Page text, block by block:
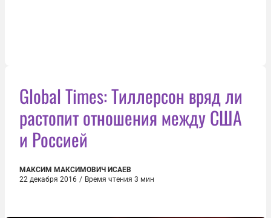
Global Times: Тиллерсон вряд ли
растопит отношения между США
и Россией
МАКСИМ МАКСИМОВИЧ ИСАЕВ
22 декабря 2016 / Время чтения 3 мин